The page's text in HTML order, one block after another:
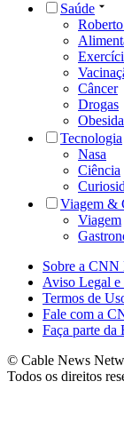
Saúde
Câncer
Drogas
Tecnologia
Nasa
Ciência
Viagem &
Viagem
Sobre a CNN
Aviso Legal e
Termos de
Fale com a
Faça parte
© Cable News
Todos os direitos